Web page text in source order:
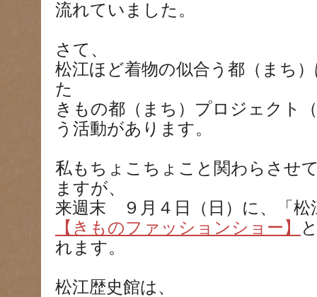
流れていました。
さて、
松江ほど着物の似合う都（まち
た
きもの都（まち）プロジェクト
う活動があります。
私もちょこちょこと関わらさせ
ますが、
来週末 ９月４日（日）に、「松
【きものファッションショー】
れます。
松江歴史館は、